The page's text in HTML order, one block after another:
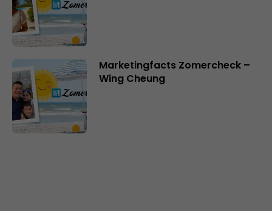
Marketingfacts Zomercheck –
Wing Cheung